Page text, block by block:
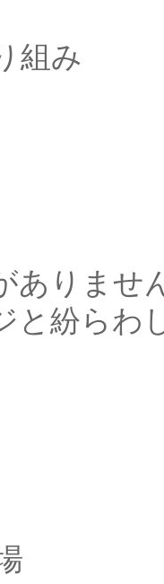
組み
ありませ
と紛らわ